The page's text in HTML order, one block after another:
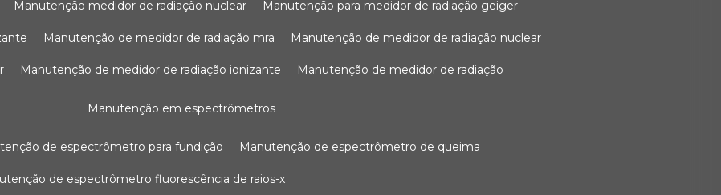
manutenção medidor de radiação nuclear manutenção para medidor de radiação geiger
manutenção de medidor de radiação mra manutenção de medidor de radiação nuclear
manutenção de medidor de radiação ionizante manutenção de medidor de radiação
manutenção em espectrômetros
de espectrômetro para fundição manutenção de espectrômetro de queima
de espectrômetro fluorescência de raios-x